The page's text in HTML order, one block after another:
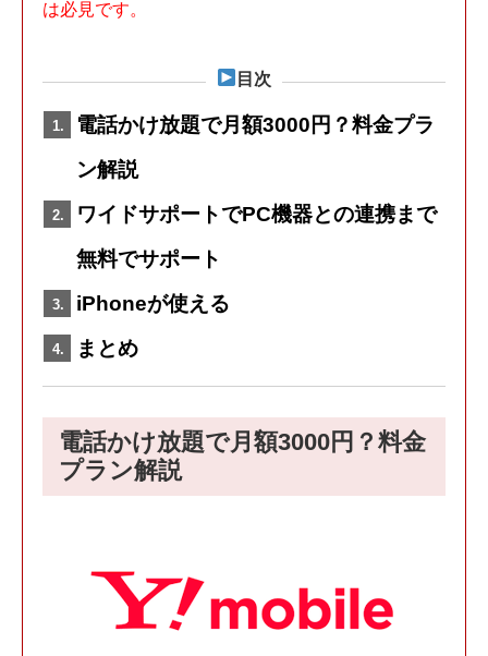
は必見です。
目次
電話かけ放題で月額3000円？料金プラ
ン解説
ワイドサポートでPC機器との連携まで
無料でサポート
iPhoneが使える
まとめ
電話かけ放題で月額3000円？料金
プラン解説